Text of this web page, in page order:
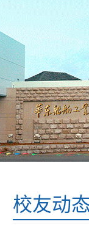
校友动